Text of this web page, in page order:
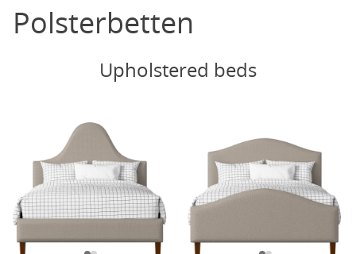
Polsterbetten
Upholstered beds